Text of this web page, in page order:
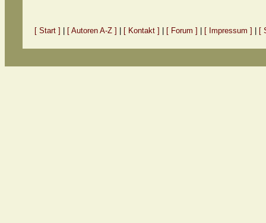
[ Start ] [ Autoren A-Z ] [ Kontakt ] [ Forum ] [ Impressum ] [